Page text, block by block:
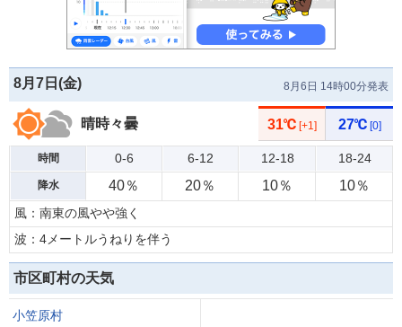
8月7日(金) 8月6日 14時00分発表
晴時々曇 31℃ [+1] 27℃ [0]
時間 0-6 6-12 12-18 18-24
降水 40％ 20％ 10％ 10％
風：南東の風やや強く
波：4メートルうねりを伴う
市区町村の天気
小笠原村